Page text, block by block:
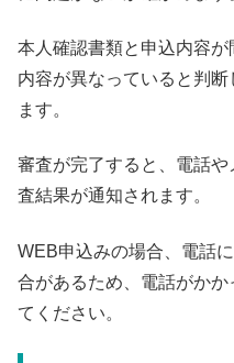
本人確認書類と申込内容
内容が異なっていると判
ます。
審査が完了すると、電話
査結果が通知されます。
WEB申込みの場合、電話
合があるため、電話がか
てください。